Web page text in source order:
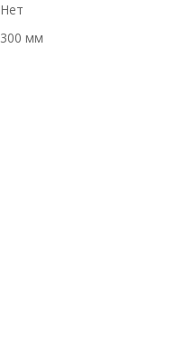
Нет
300 мм